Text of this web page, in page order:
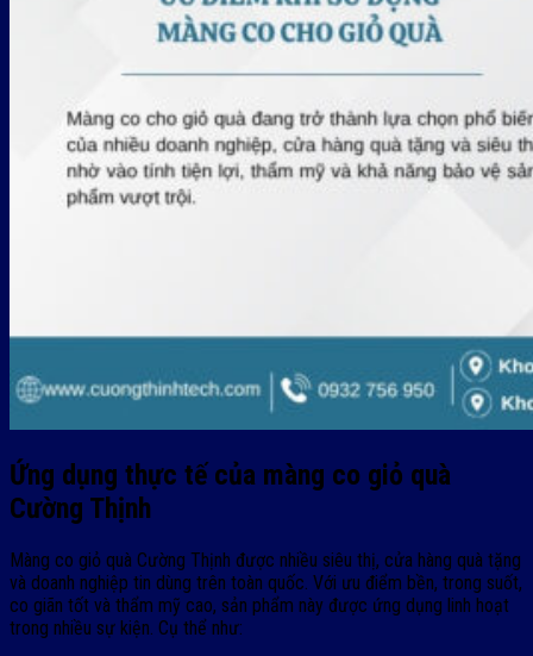
Ứng dụng thực tế của màng co giỏ quà
Cường Thịnh
Màng co giỏ quà Cường Thịnh được nhiều siêu thị, cửa hàng quà tặng
và doanh nghiệp tin dùng trên toàn quốc. Với ưu điểm bền, trong suốt,
co giãn tốt và thẩm mỹ cao, sản phẩm này được ứng dụng linh hoạt
trong nhiều sự kiện. Cụ thể như: